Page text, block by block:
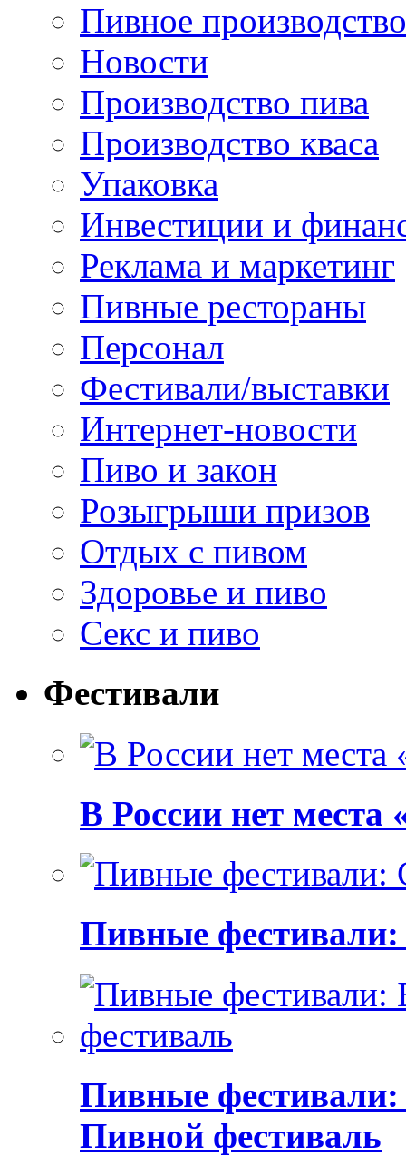
Пивное производство
Новости
Производство пива
Производство кваса
Упаковка
Инвестиции и
Реклама и маркетинг
Пивные рестораны
Персонал
Фестивали/выставки
Интернет-новости
Пиво и закон
Розыгрыши призов
Отдых с пивом
Здоровье и пиво
Секс и пиво
Фестивали
В России нет места
Пивные фестивали:
Пивные
Пивной фестиваль